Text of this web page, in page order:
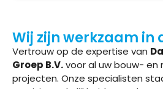
Wij zijn werkzaam in
Vertrouw op de expertise van
Groep B.V.voor al uw bouw- en
projecten. Onze specialisten